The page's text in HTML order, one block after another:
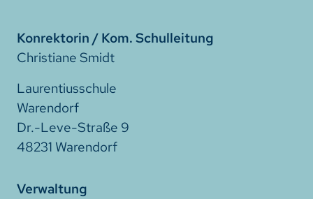
Konrektorin / Kom. Schulleitung
Christiane Smidt
Laurentiusschule
Warendorf
Dr.-Leve-Straße 9
48231 Warendorf
Verwaltung